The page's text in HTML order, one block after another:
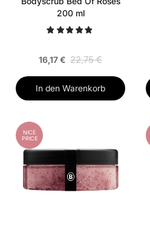
200 ml
16,17 € 22,75 €
In den Warenkorb
NICE
PRICE